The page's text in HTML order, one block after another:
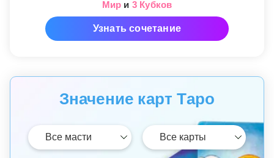
Мир и 3 Кубков
Узнать сочетание
Значение карт Таро